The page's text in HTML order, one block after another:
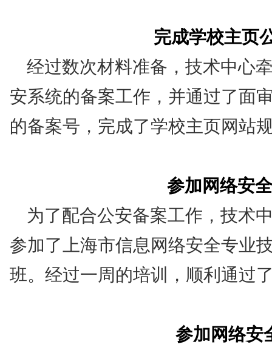
完成学校主页
经过数次材料准备，技术中心
安系统的备案工作，并通过了面
的备案号，完成了学校主页网站
参加网络安
为了配合公安备案工作，技术
参加了上海市信息网络安全专业
班。经过一周的培训，顺利通过
参加网络安